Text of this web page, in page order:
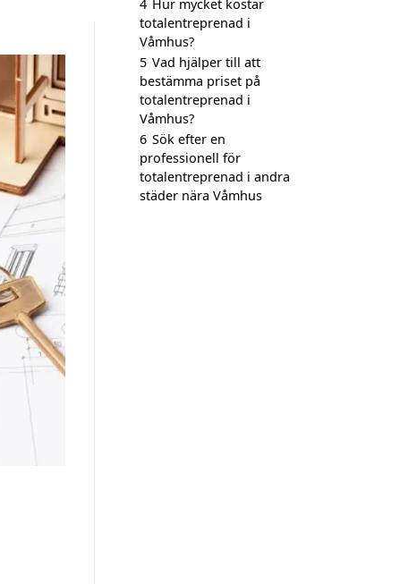
4 Hur mycket kostar
totalentreprenad i
Våmhus?
5 Vad hjälper till att
bestämma priset på
totalentreprenad i
Våmhus?
6 Sök efter en
professionell för
totalentreprenad i andra
städer nära Våmhus